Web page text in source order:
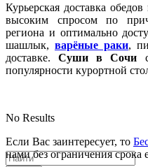
Курьерская доставка
высоким спросом по
региона и оптимально
шашлык, варёные раки,
доставке.Суши в Сочи
популярности курортной
No Results
Если Вас заинтересует, то
нами без ограничения срока